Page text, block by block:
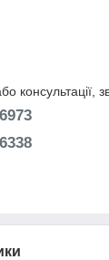
консультації,